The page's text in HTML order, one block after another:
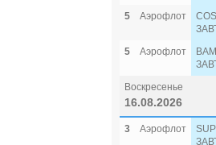
5
Аэрофлот
5
Аэрофлот
Воскресенье
16.08.2026
3 Аэрофлот